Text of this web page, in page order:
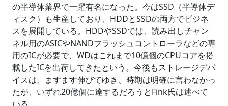
の半導体業界で一躍有名になった。今はSSD（半導体デ
ィスク）も生産しており、HDDとSSDの両方でビジネ
スを展開している。HDDやSSDでは、読み出しチャン
ネル用のASICやNANDフラッシュコントローラなどの専
用のICが必要で、WDはこれまで10億個のCPUコアを搭
載したICを出荷してきたという。今後もストレージデバ
イスは、ますます伸びてゆき、時期は明確に言わなかっ
たが、いずれ20億個に達するだろうとFink氏は述べて